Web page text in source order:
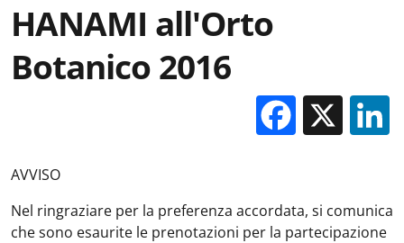
HANAMI all'Orto
Botanico 2016
X
AVVISO
Nel ringraziare per la preferenza accordata, si comunica
che sono esaurite le prenotazioni per la partecipazione